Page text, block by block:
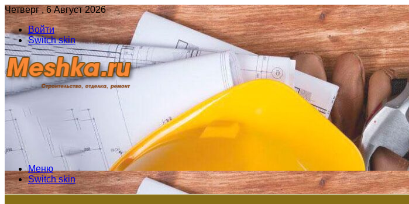
Четверг , 6 Август 2026
Войти
Switch skin
Меню
Switch skin